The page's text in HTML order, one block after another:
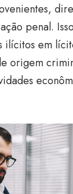
penal.
ilícitos em
origem